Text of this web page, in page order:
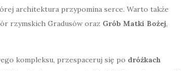
architektura przypomina serce. Warto także
rzymskich Gradusów oraz Grób Matki Bożej,
kompleksu, przespaceruj się po dróżkach